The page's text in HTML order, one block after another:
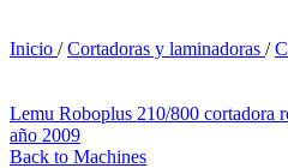
Inicio / Cortadoras y laminadoras /
Lemu Roboplus 210/800 cortadora
año 2009
Back to Machines